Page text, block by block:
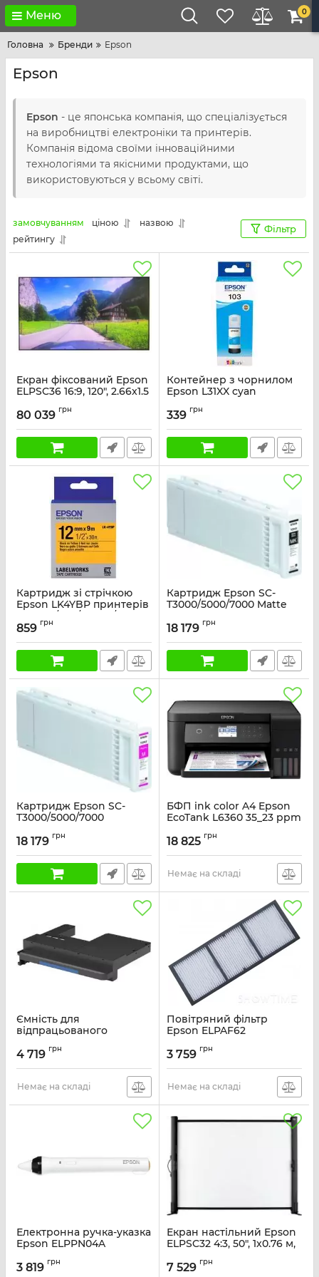
Меню 0
Головна Бренди Epson
Epson
Epson - це японська компанія, що спеціалізується
на виробництві електроніки та принтерів.
Компанія відома своїми інноваційними
технологіями та якісними продуктами, що
використовуються у всьому світі.
замовчуванням ціною
назвою
рейтингу
Фільтр
Екран фіксований Epson
ELPSC36 16:9, 120", 2.66x1.5
Артикул: V12H002AG0
80 039 грн
Контейнер з чорнилом
Epson L31XX cyan
339 грн
Картридж зі стрічкою
Epson LK4YBP принтерів
LW-300/400/400VP/700
Pastel Black/Yellow
Артикул: C53S654008
859 грн
Картридж Epson SC-
T3000/5000/7000 Matte
Артикул: C13T694500
18 179 грн
Картридж Epson SC-
T3000/5000/7000
Артикул: C13T69430N
18 179 грн
БФП ink color A4 Epson
EcoTank L6360 35_23 ppm
Fi 4 inks Black Pigment
Артикул: C11CL42402
18 825 грн
Немає на складі
Ємність для
відпрацьованого
T3700/T5700/T7700
Артикул: C13S210116
4 719 грн
Немає на складі
Повітряний фільтр
Epson ELPAF62
3 759 грн
Немає на складі
Електронна ручка-указка
Epson ELPPN04A
3 819 грн
Екран настільний Epson
ELPSC32 4:3, 50", 1x0.76 м,
Артикул:
7 529 грн